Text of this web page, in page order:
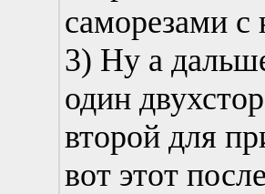
саморезами с
3) Ну а
один
второй для
вот этот